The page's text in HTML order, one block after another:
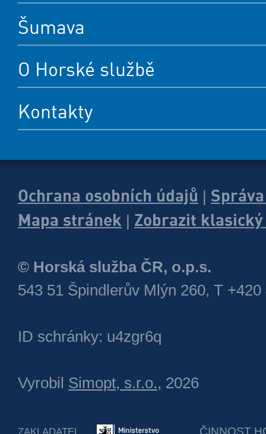
Šumava
O Horské službě
Kontakty
Ochrana osobních údajů
Mapa stránek
Zobrazit
© Horská služba ČR, o.p.s.
543 51 Špindlerův Mlýn 260, T +420
ID schránky: u4zgr6q
Vyrobil Simopt, s.r.o., 2026